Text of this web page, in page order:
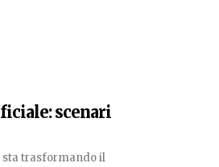
scenari
sta trasformando il